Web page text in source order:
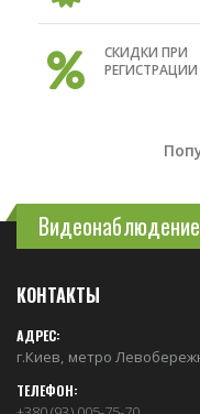
СКИДКИ ПРИ
КОНТАКТЫ
АДРЕС:
г.Киев, метро
ТЕЛЕФОН: